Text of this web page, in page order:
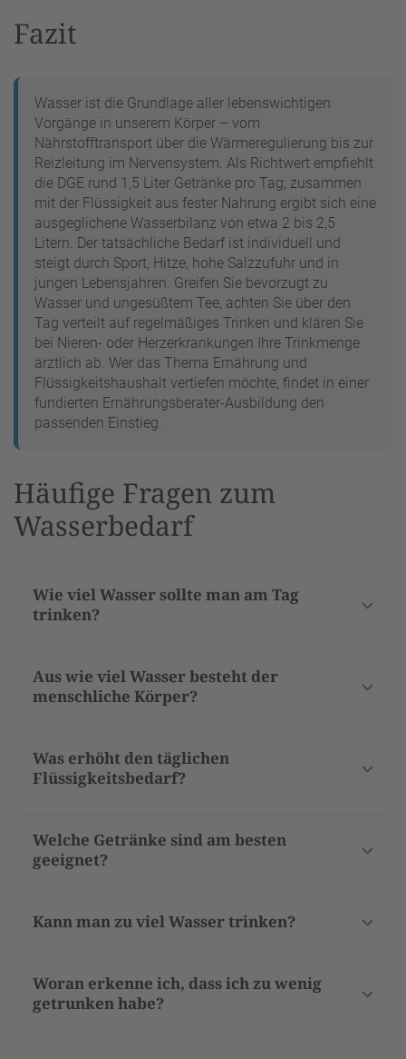
Fazit
Wasser ist die Grundlage aller lebenswichtigen
Vorgänge in unserem Körper – vom
Nährstofftransport über die Wärmeregulierung bis zur
Reizleitung im Nervensystem. Als Richtwert empfiehlt
die DGE rund 1,5 Liter Getränke pro Tag; zusammen
mit der Flüssigkeit aus fester Nahrung ergibt sich eine
ausgeglichene Wasserbilanz von etwa 2 bis 2,5
Litern. Der tatsächliche Bedarf ist individuell und
steigt durch Sport, Hitze, hohe Salzzufuhr und in
jungen Lebensjahren. Greifen Sie bevorzugt zu
Wasser und ungesüßtem Tee, achten Sie über den
Tag verteilt auf regelmäßiges Trinken und klären Sie
bei Nieren- oder Herzerkrankungen Ihre Trinkmenge
ärztlich ab. Wer das Thema Ernährung und
Flüssigkeitshaushalt vertiefen möchte, findet in einer
fundierten Ernährungsberater-Ausbildung den
passenden Einstieg.
Häufige Fragen zum
Wasserbedarf
Wie viel Wasser sollte man am Tag
trinken?
Aus wie viel Wasser besteht der
menschliche Körper?
Was erhöht den täglichen
Flüssigkeitsbedarf?
Welche Getränke sind am besten
geeignet?
Kann man zu viel Wasser trinken?
Woran erkenne ich, dass ich zu wenig
getrunken habe?